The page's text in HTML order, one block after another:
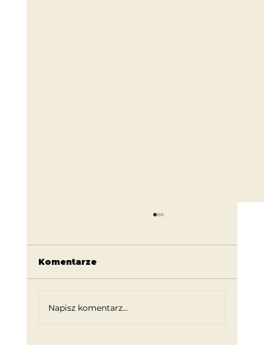
Komentarze
Napisz komentarz...